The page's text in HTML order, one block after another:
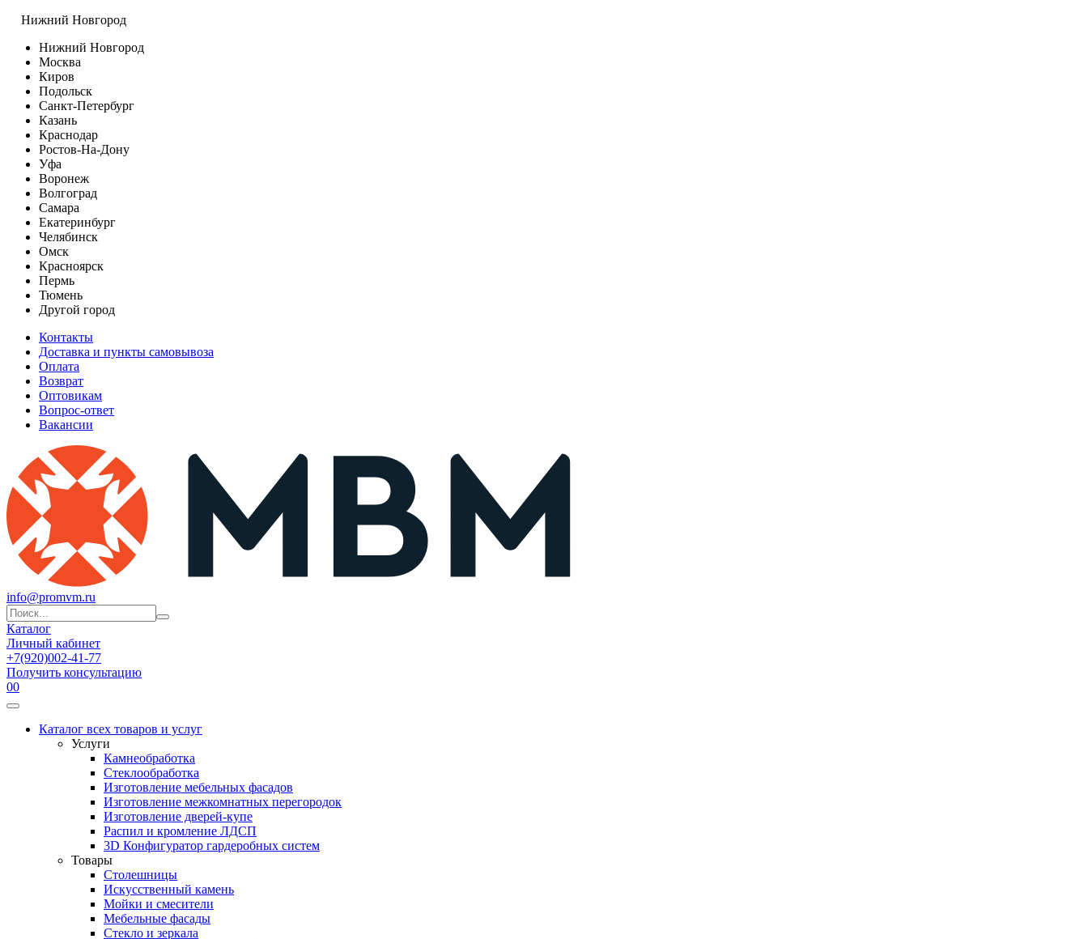
Нижний Новгород
Нижний Новгород
Москва
Киров
Подольск
Санкт-Петербург
Казань
Краснодар
Ростов-На-Дону
Уфа
Воронеж
Волгоград
Самара
Екатеринбург
Челябинск
Омск
Красноярск
Пермь
Тюмень
Другой город
Контакты
Доставка и пункты самовывоза
Оплата
Возврат
Оптовикам
Вопрос-ответ
Вакансии
info@promvm.ru
Каталог
Личный кабинет
+7(920)002-41-77
Получить консультацию
00
Каталог всех товаров и услуг
Услуги
Камнеобработка
Стеклообработка
Изготовление мебельных фасадов
Изготовление межкомнатных перегородок
Изготовление дверей-купе
Распил и кромление ЛДСП
3D Конфигуратор гардеробных систем
Товары
Столешницы
Искусственный камень
Мойки и смесители
Мебельные фасады
Стекло и зеркала